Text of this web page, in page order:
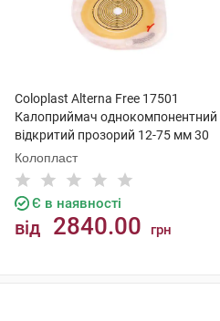
Coloplast Alterna Free 17501
Калоприймач однокомпонентний
відкритий прозорий 12-75 мм 30
шт
Колопласт
Є в наявності
від 2840.00 грн